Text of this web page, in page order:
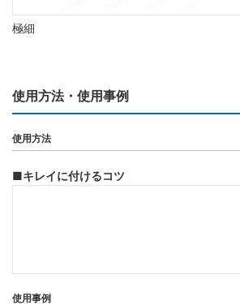
極細
使用方法・使用事例
使用方法
■キレイに付けるコツ
使用事例